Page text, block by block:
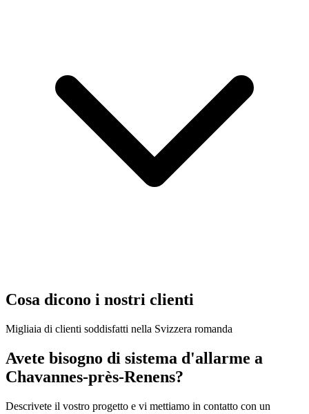
Cosa dicono i nostri clienti
Migliaia di clienti soddisfatti nella Svizzera romanda
Avete bisogno di sistema d'allarme a
Chavannes-près-Renens?
Descrivete il vostro progetto e vi mettiamo in contatto con un